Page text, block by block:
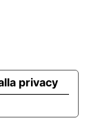
privacy